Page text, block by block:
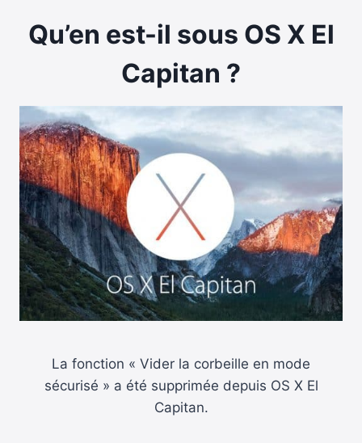
Qu’en est-il sous OS X El
Capitan ?
La fonction « Vider la corbeille en mode
sécurisé » a été supprimée depuis OS X El
Capitan.